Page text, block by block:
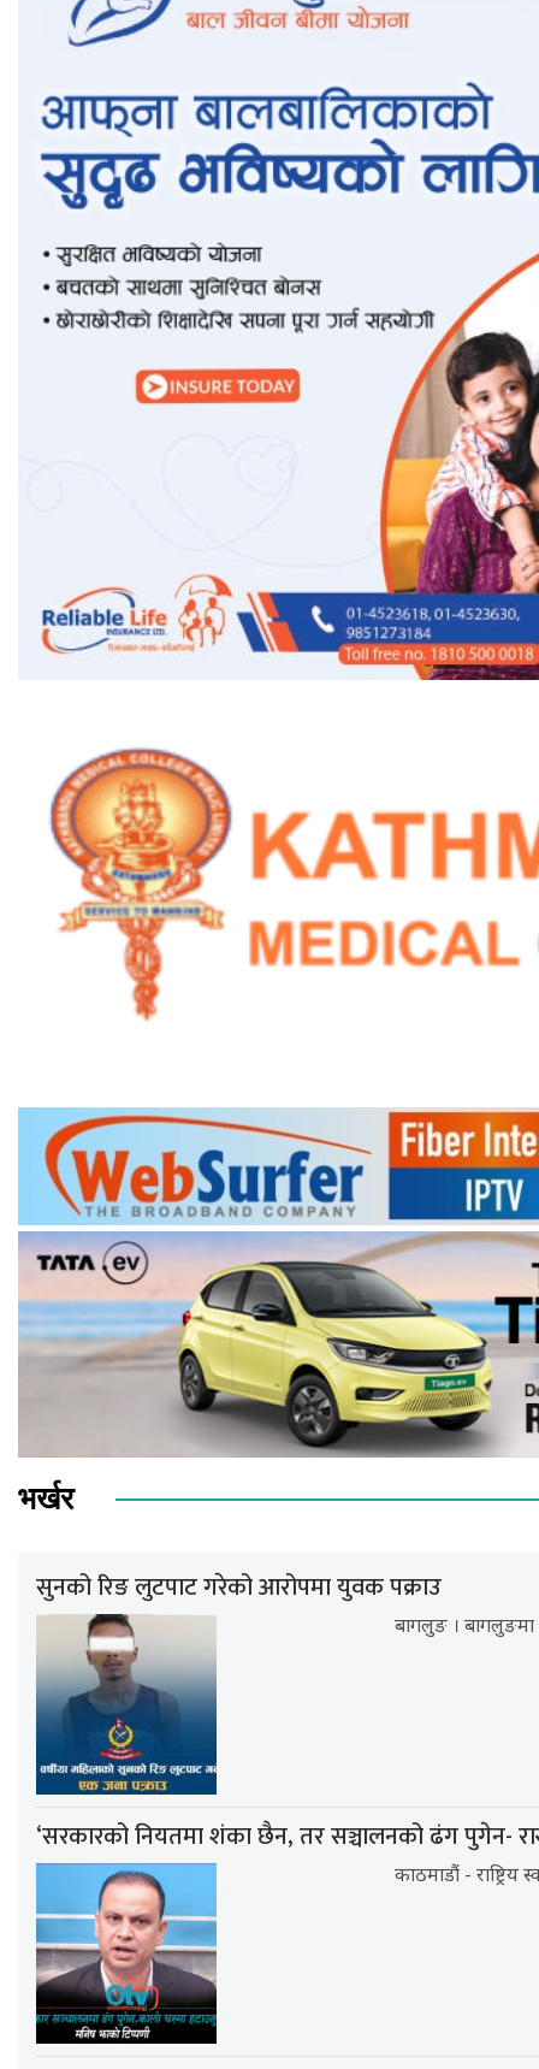
भर्खर
सुनको रिङ लुटपाट गरेको आरोपमा युवक पक्राउ
बागलुङ । बागलुङमा
‘सरकारको नियतमा शंका छैन, तर सञ्चालनको ढंग पुगेन-
काठमाडौं - राष्ट्रिय